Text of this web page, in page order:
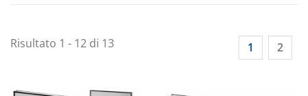
Risultato 1 - 12 di 13 1 2